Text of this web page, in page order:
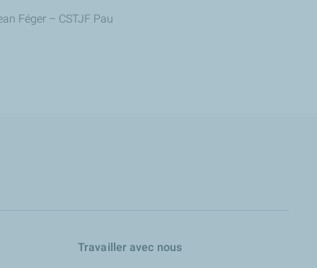
Féger – CSTJF Pau
Travailler avec nous